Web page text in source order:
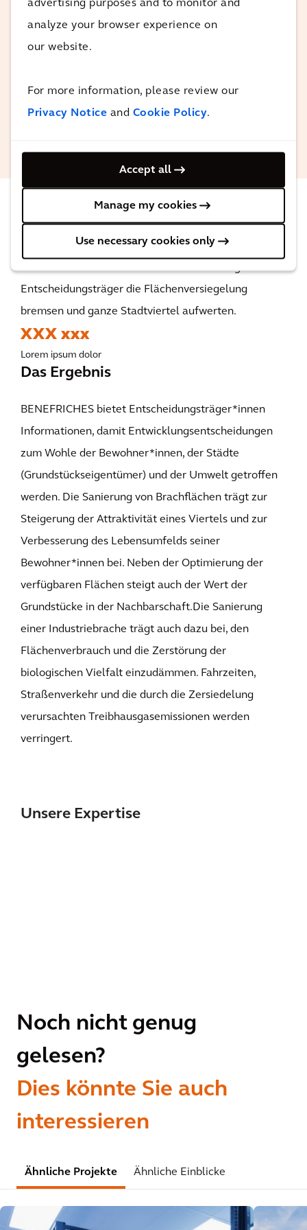
advertising purposes and to monitor and
analyze your browser experience on
our website.
For more information, please review our
Privacy Notice and Cookie Policy.
Accept all
Manage my cookies
Use necessary cookies only
resiliente und nachhaltige
Stadtentwicklung ermöglichen. Sie sind
der Goldstandard auf dem Weg zu "Net
Laurent Chateau
Das Ergebnis
Entscheidungsträger die Flächenversiegelung
bremsen und ganze Stadtviertel aufwerten.
XXX xxx
Lorem ipsum dolor
Das Ergebnis
BENEFRICHES bietet Entscheidungsträger*innen
Informationen, damit Entwicklungsentscheidungen
zum Wohle der Bewohner*innen, der Städte
(Grundstückseigentümer) und der Umwelt getroffen
werden. Die Sanierung von Brachflächen trägt zur
Steigerung der Attraktivität eines Viertels und zur
Verbesserung des Lebensumfelds seiner
Bewohner*innen bei. Neben der Optimierung der
verfügbaren Flächen steigt auch der Wert der
Grundstücke in der Nachbarschaft.Die Sanierung
einer Industriebrache trägt auch dazu bei, den
Flächenverbrauch und die Zerstörung der
biologischen Vielfalt einzudämmen. Fahrzeiten,
Straßenverkehr und die durch die Zersiedelung
verursachten Treibhausgasemissionen werden
verringert.
Unsere Expertise
Noch nicht genug
gelesen?
Dies könnte Sie auch
interessieren
Ähnliche Projekte Ähnliche Einblicke